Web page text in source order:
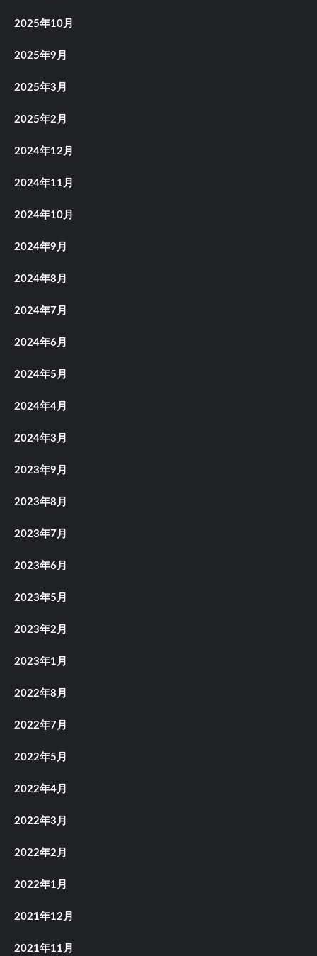
2025年10月
2025年9月
2025年3月
2025年2月
2024年12月
2024年11月
2024年10月
2024年9月
2024年8月
2024年7月
2024年6月
2024年5月
2024年4月
2024年3月
2023年9月
2023年8月
2023年7月
2023年6月
2023年5月
2023年2月
2023年1月
2022年8月
2022年7月
2022年5月
2022年4月
2022年3月
2022年2月
2022年1月
2021年12月
2021年11月